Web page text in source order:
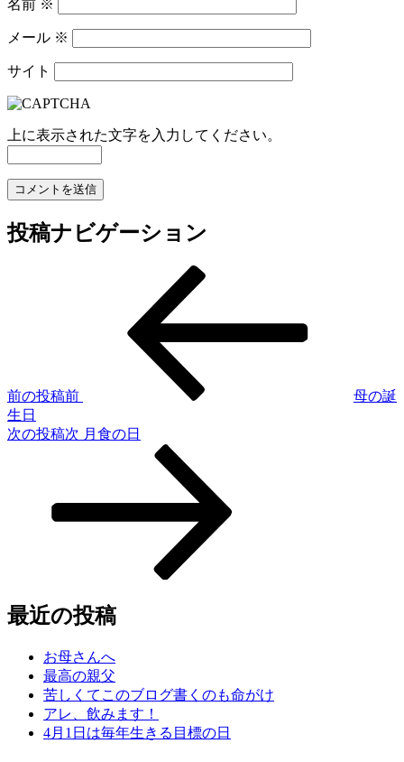
名前 ※
メール ※
サイト
上に表示された文字を入力してください。
投稿ナビゲーション
前の投稿前
母の誕
生日
次の投稿次 月食の日
最近の投稿
お母さんへ
最高の親父
苦しくてこのブログ書くのも命がけ
アレ、飲みます！
4月1日は毎年生きる目標の日